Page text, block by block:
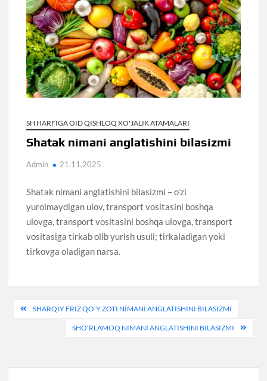
SH HARFIGA OID QISHLOQ XO'JALIK ATAMALARI
Shatak nimani anglatishini bilasizmi
Admin 21.11.2025
Shatak nimani anglatishini bilasizmi – o’zi
yurolmaydigan ulov, transport vositasini boshqa
ulovga, transport vositasini boshqa ulovga, transport
vositasiga tirkab olib yurish usuli; tirkaladigan yoki
tirkovga oladigan narsa.
Post
menyusi
SHARQIY FRIZ QO’Y ZOTI NIMANI ANGLATISHINI BILASIZMI
SHO’RLAMOQ NIMANI ANGLATISHINI BILASIZMI